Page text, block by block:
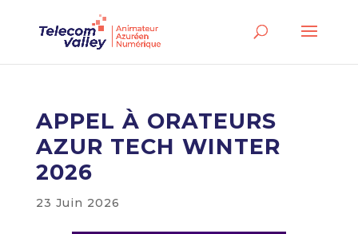
APPEL À ORATEURS
AZUR TECH WINTER
2026
23 Juin 2026